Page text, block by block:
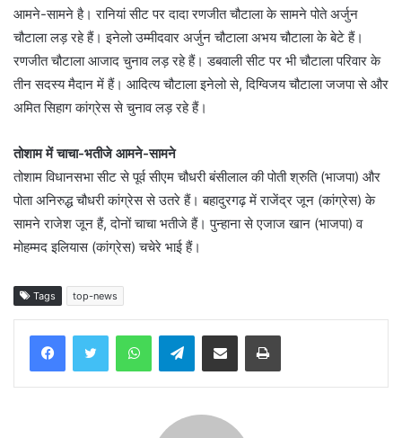
आमने-सामने है। रानियां सीट पर दादा रणजीत चौटाला के सामने पोते अर्जुन
चौटाला लड़ रहे हैं। इनेलो उम्मीदवार अर्जुन चौटाला अभय चौटाला के बेटे हैं।
रणजीत चौटाला आजाद चुनाव लड़ रहे हैं। डबवाली सीट पर भी चौटाला परिवार के
तीन सदस्य मैदान में हैं। आदित्य चौटाला इनेलो से, दिग्विजय चौटाला जजपा से और
अमित सिहाग कांग्रेस से चुनाव लड़ रहे हैं।
तोशाम में चाचा-भतीजे आमने-सामने
तोशाम विधानसभा सीट से पूर्व सीएम चौधरी बंसीलाल की पोती श्रुति (भाजपा) और
पोता अनिरुद्ध चौधरी कांग्रेस से उतरे हैं। बहादुरगढ़ में राजेंद्र जून (कांग्रेस) के
सामने राजेश जून हैं, दोनों चाचा भतीजे हैं। पुन्हाना से एजाज खान (भाजपा) व
मोहम्मद इलियास (कांग्रेस) चचेरे भाई हैं।
Tags top-news
WhatsAppTelegramShare via Email Print